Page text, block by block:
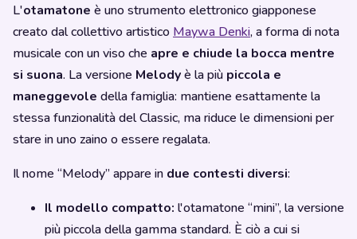
L'otamatone è uno strumento elettronico giapponese
creato dal collettivo artistico Maywa Denki, a forma di nota
musicale con un viso che apre e chiude la bocca mentre
si suona. La versione Melodyè la più piccola e
maneggevole della famiglia: mantiene esattamente la
stessa funzionalità del Classic, ma riduce le dimensioni per
stare in uno zaino o essere regalata.
Il nome “Melody” appare in due contesti diversi:
Il modello compatto: l'otamatone “mini”, la versione
più piccola della gamma standard. È ciò a cui si